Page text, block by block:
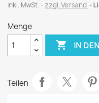
inkl. MwSt. zzgl. Versand
Menge
 IN
Teilen